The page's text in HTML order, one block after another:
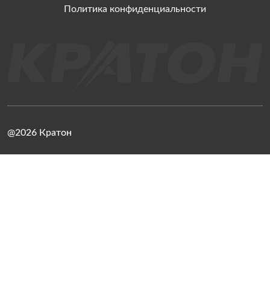
Политика конфиденциальности
@2026 Кратон